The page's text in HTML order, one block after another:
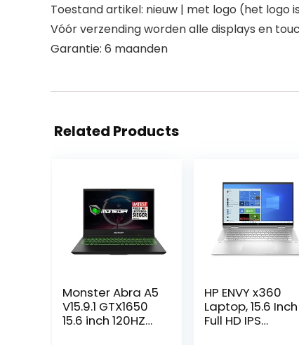
Toestand artikel: nieuw | met logo (het logo
Vóór verzending worden alle displays en
Garantie: 6 maanden
Related Products
Monster Abra A5
V15.9.1 GTX1650
15.6 inch 120HZ
HP ENVY x360
Laptop, 15.6 Inch
Full HD IPS